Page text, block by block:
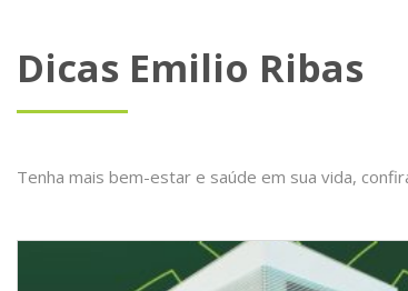
Dicas Emilio Ribas
Tenha mais bem-estar e saúde em sua vida,